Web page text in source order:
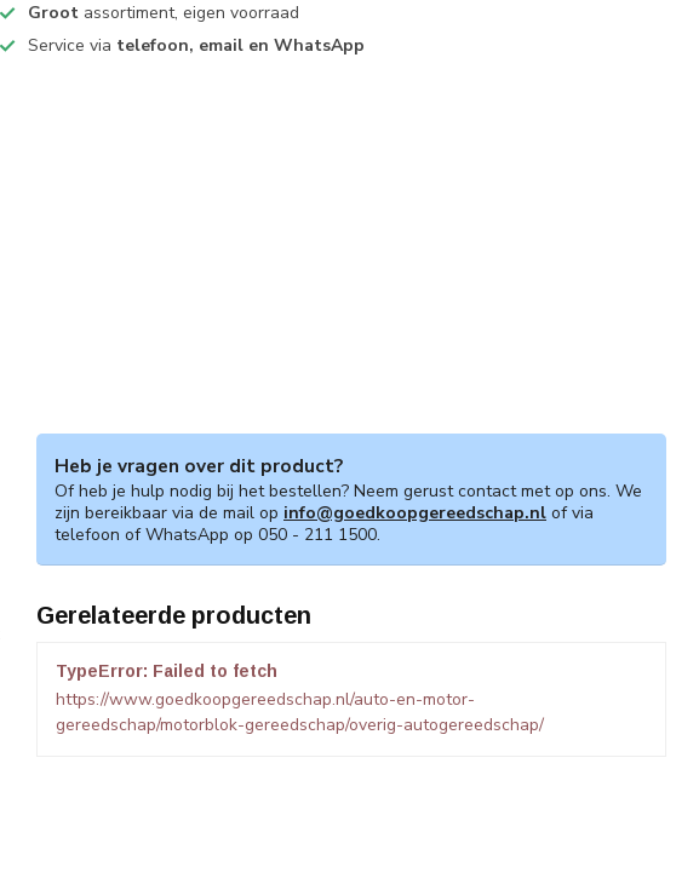
Groot assortiment, eigen voorraad
Service via telefoon, email en WhatsApp
Heb je vragen over dit product?
Of heb je hulp nodig bij het bestellen? Neem gerust contact met op ons. We
zijn bereikbaar via de mail op info@goedkoopgereedschap.nl of via
telefoon of WhatsApp op 050 - 211 1500.
Gerelateerde producten
TypeError: Failed to fetch
https://www.goedkoopgereedschap.nl/auto-en-motor-
gereedschap/motorblok-gereedschap/overig-autogereedschap/